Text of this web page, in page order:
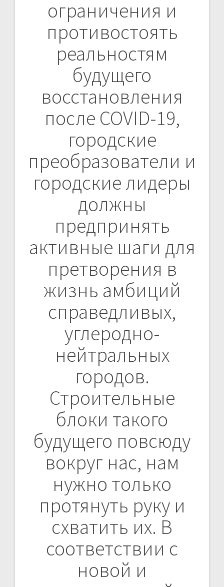
ограничения и
противостоять
реальностям
будущего
восстановления
после COVID-19,
городские
преобразователи и
городские лидеры
должны
предпринять
активные шаги для
претворения в
жизнь амбиций
справедливых,
углеродно-
нейтральных
городов.
Строительные
блоки такого
будущего повсюду
вокруг нас, нам
нужно только
протянуть руку и
схватить их. В
соответствии с
новой и